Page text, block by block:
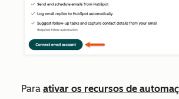
Para ativar os recursos de